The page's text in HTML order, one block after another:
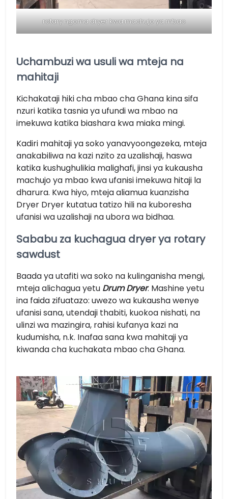
rotary ngoma dryer kwa machujo ya mbao
Uchambuzi wa usuli wa mteja na
mahitaji
Kichakataji hiki cha mbao cha Ghana kina sifa
nzuri katika tasnia ya ufundi wa mbao na
imekuwa katika biashara kwa miaka mingi.
Kadiri mahitaji ya soko yanavyoongezeka, mteja
anakabiliwa na kazi nzito za uzalishaji, haswa
katika kushughulikia malighafi, jinsi ya kukausha
machujo ya mbao kwa ufanisi imekuwa hitaji la
dharura. Kwa hiyo, mteja aliamua kuanzisha
Dryer Dryer kutatua tatizo hili na kuboresha
ufanisi wa uzalishaji na ubora wa bidhaa.
Sababu za kuchagua dryer ya rotary
sawdust
Baada ya utafiti wa soko na kulinganisha mengi,
mteja alichagua yetu Drum Dryer. Mashine yetu
ina faida zifuatazo: uwezo wa kukausha wenye
ufanisi sana, utendaji thabiti, kuokoa nishati, na
ulinzi wa mazingira, rahisi kufanya kazi na
kudumisha, n.k. Inafaa sana kwa mahitaji ya
kiwanda cha kuchakata mbao cha Ghana.